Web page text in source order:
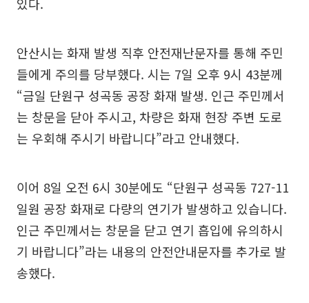
있다.
안산시는 화재 발생 직후 안전재난문자를 통해 주민
들에게 주의를 당부했다. 시는 7일 오후 9시 43분께
“금일 단원구 성곡동 공장 화재 발생. 인근 주민께서
는 창문을 닫아 주시고, 차량은 화재 현장 주변 도로
는 우회해 주시기 바랍니다”라고 안내했다.
이어 8일 오전 6시 30분에도 “단원구 성곡동 727-11
일원 공장 화재로 다량의 연기가 발생하고 있습니다.
인근 주민께서는 창문을 닫고 연기 흡입에 유의하시
기 바랍니다”라는 내용의 안전안내문자를 추가로 발
송했다.